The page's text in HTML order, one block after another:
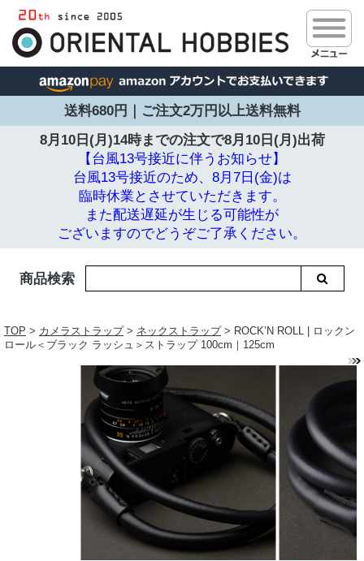
送料680円｜ご注文2万円以上送料無料
8月10日(月)14時までの注文で8月10日(月)出荷
【台風13号接近に伴うお知らせ】
台風13号接近のため、8月7日(金)は
臨時休業とさせていただきます。
また配送遅延が生じる可能性が
ございますのでどうぞご了承ください。
商品検索
TOP > カメラストラップ> ネックストラップ> ROCK’N ROLL | ロックン
ロール＜ブラック ラッシュ＞ストラップ 100cm｜125cm